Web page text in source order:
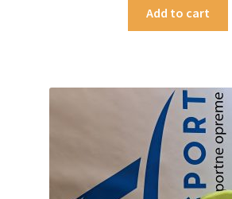
Add to cart